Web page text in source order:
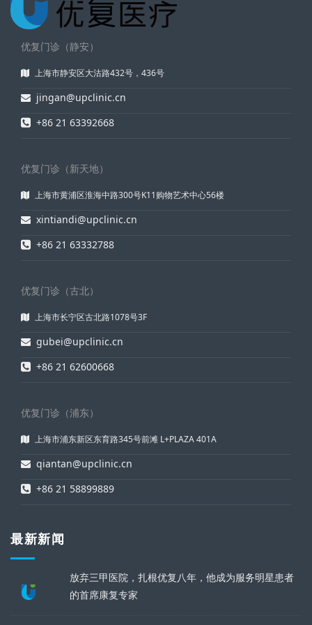
优复门诊（静安）
上海市静安区大沽路432号，436号
jingan@upclinic.cn
+86 21 63392668
优复门诊（新天地）
上海市黄浦区淮海中路300号K11购物艺术中心56楼
xintiandi@upclinic.cn
+86 21 63332788
优复门诊（古北）
上海市长宁区古北路1078号3F
gubei@upclinic.cn
+86 21 62600668
优复门诊（浦东）
上海市浦东新区东育路345号前滩 L+PLAZA 401A
qiantan@upclinic.cn
+86 21 58899889
最新新闻
放弃三甲医院，扎根优复八年，他成为服务明星患者
的首席康复专家